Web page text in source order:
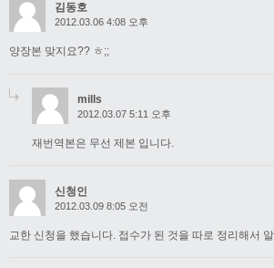
김동호
2012.03.06 4:08 오후
양장본 맞지요?? ㅎ;;
mills
2012.03.07 5:11 오후
재번역본은 무선 제본 입니다.
신청인
2012.03.09 8:05 오전
교한 신청을 했습니다. 접수가 된 것을 따로 정리해서